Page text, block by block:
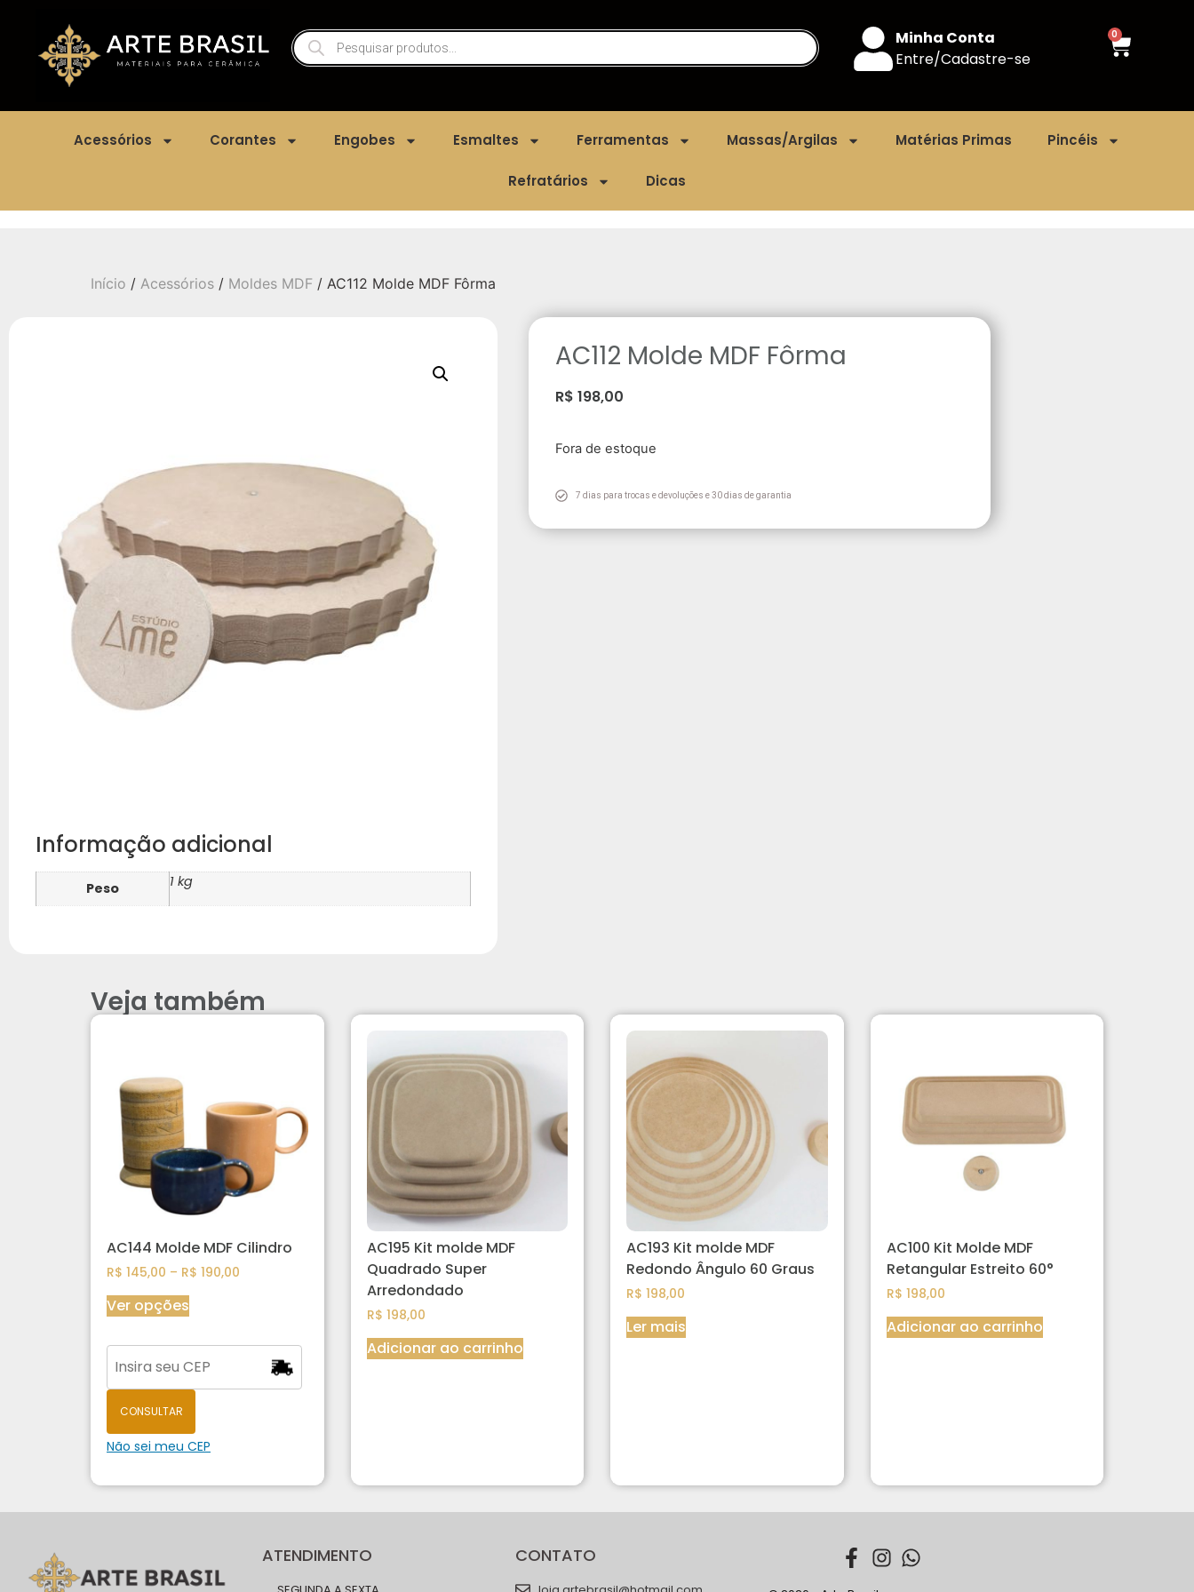
Minha Conta
Entre/Cadastre-se
0
Acessórios Corantes Engobes Esmaltes Ferramentas Massas/Argilas Matérias Primas Pincéis
Refratários Dicas
Início / Acessórios / Moldes MDF / AC112 Molde MDF Fôrma
Informação adicional
Peso 1 kg
AC112 Molde MDF Fôrma
R$ 198,00
Fora de estoque
7 dias para trocas e devoluções e 30 dias de garantia
Veja também
AC144 Molde MDF Cilindro
R$ 145,00 – R$ 190,00
Ver opções
CONSULTAR
Não sei meu CEP
AC195 Kit molde MDF
Quadrado Super
Arredondado
R$ 198,00
Adicionar ao carrinho
AC193 Kit molde MDF
Redondo Ângulo 60 Graus
R$ 198,00
Ler mais
AC100 Kit Molde MDF
Retangular Estreito 60°
R$ 198,00
Adicionar ao carrinho
ATENDIMENTO CONTATO